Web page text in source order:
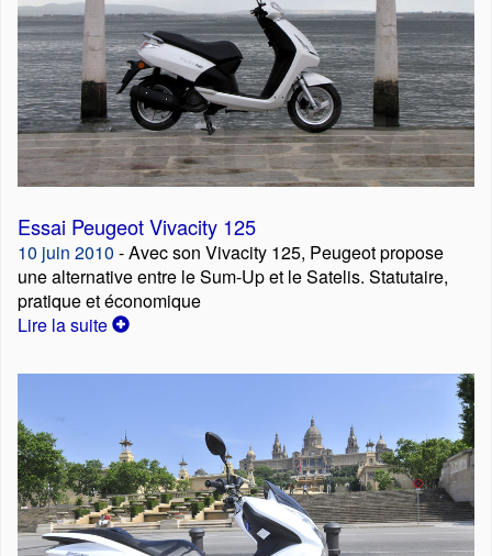
Essai Peugeot Vivacity 125
10 juin 2010 - Avec son Vivacity 125, Peugeot propose
une alternative entre le Sum-Up et le Satelis. Statutaire,
pratique et économique
Lire la suite